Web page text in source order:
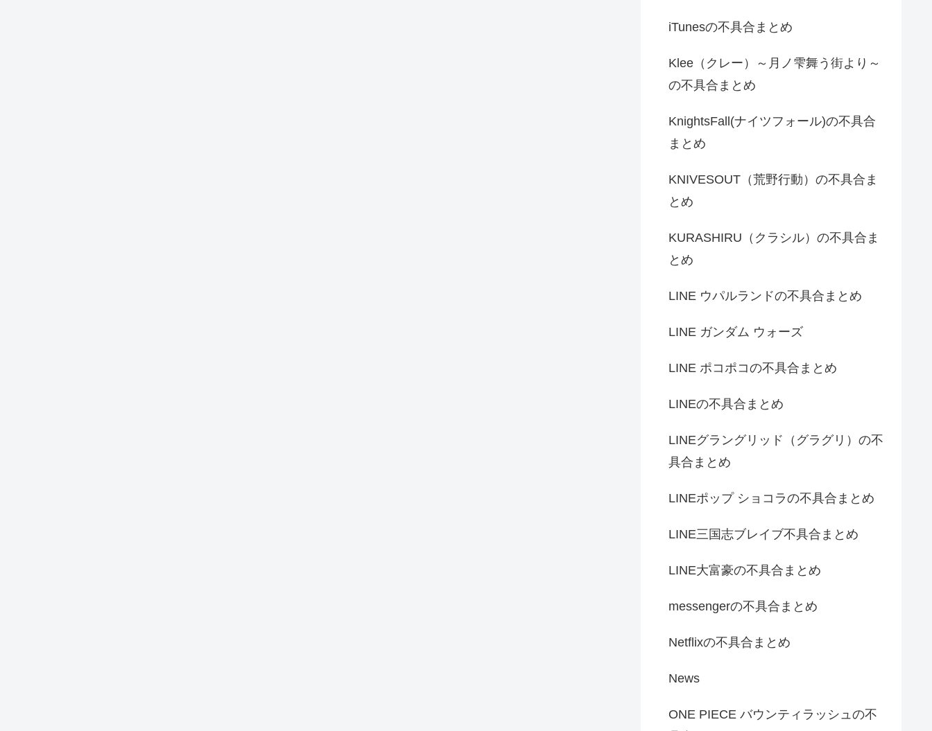
iTunesの不具合まとめ
Klee（クレー）～月ノ雫舞う街より～
の不具合まとめ
KnightsFall(ナイツフォール)の不具合
まとめ
KNIVESOUT（荒野行動）の不具合ま
とめ
KURASHIRU（クラシル）の不具合ま
とめ
LINE ウパルランドの不具合まとめ
LINE ガンダム ウォーズ
LINE ポコポコの不具合まとめ
LINEの不具合まとめ
LINEグラングリッド（グラグリ）の不
具合まとめ
LINEポップ ショコラの不具合まとめ
LINE三国志ブレイブ不具合まとめ
LINE大富豪の不具合まとめ
messengerの不具合まとめ
Netflixの不具合まとめ
News
ONE PIECE バウンティラッシュの不